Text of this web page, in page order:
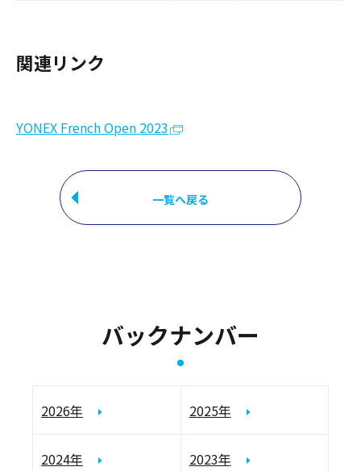
関連リンク
YONEX French Open 2023
一覧へ戻る
バックナンバー
2026年 2025年
2024年 2023年